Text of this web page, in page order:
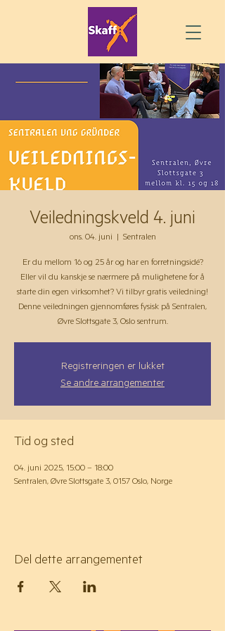
Veiledningskveld 4. juni
ons. 04. juni
  |
Sentralen
Er du mellom 16 og 25 år og har en forretningsidé?
Eller vil du kanskje se nærmere på mulighetene for å
starte din egen virksomhet? Vi tilbyr gratis veiledning!
Denne veiledningen gjennomføres fysisk på Sentralen,
Øvre Slottsgate 3, Oslo sentrum.
Registreringen er lukket
Se andre arrangementer
Tid og sted
04. juni 2025, 15:00 – 18:00
Sentralen, Øvre Slottsgate 3, 0157 Oslo, Norge
Del dette arrangementet